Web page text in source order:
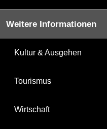
Weitere Informationen
Kultur & Ausgehen
Tourismus
Wirtschaft